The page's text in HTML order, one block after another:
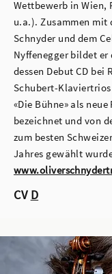
Wettbewerb in Wien,
u.a.). Zusammen mit
Schnyder und dem
Nyffenegger bildet er
dessen Debut CD bei
Schubert-
«Die Bühne» als
bezeichnet und von
zum besten
Jahres gewählt
CV D